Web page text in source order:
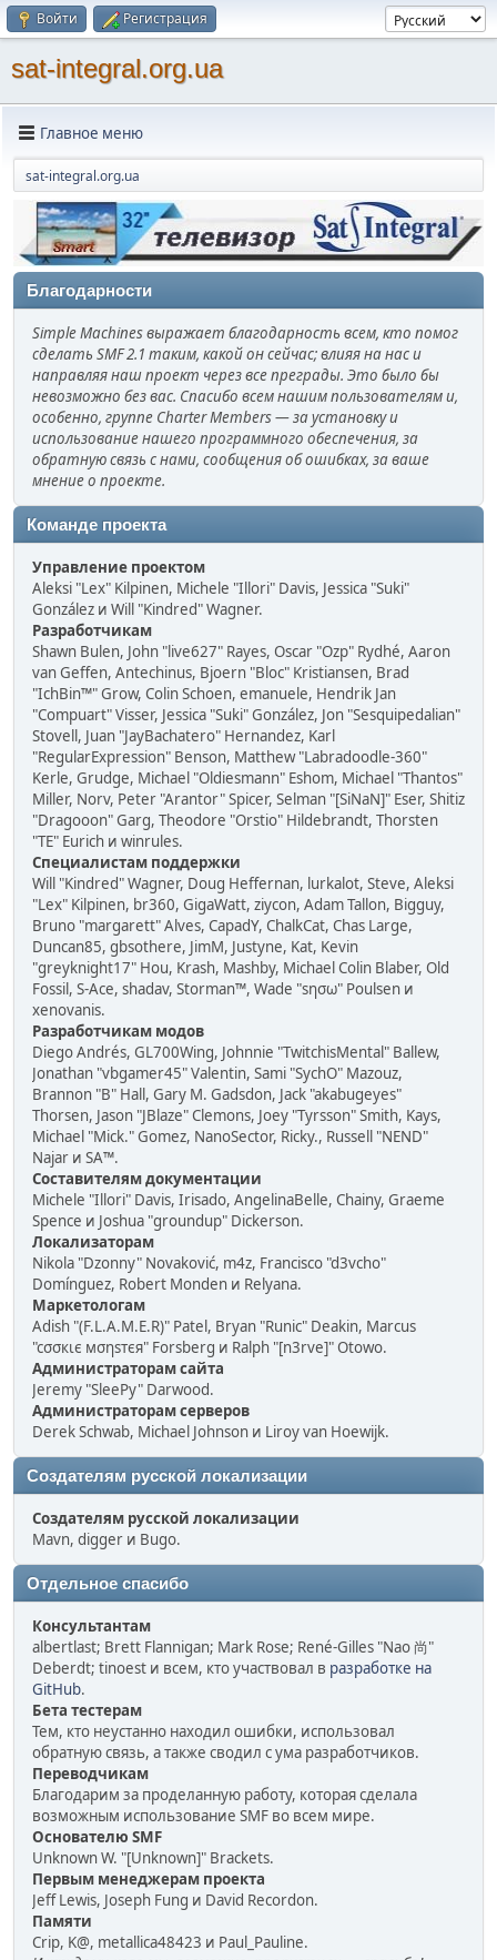
Войти Регистрация
sat-integral.org.ua
Главное меню
sat-integral.org.ua
Благодарности
Simple Machines выражает благодарность всем, кто помог
сделать SMF 2.1 таким, какой он сейчас; влияя на нас и
направляя наш проект через все преграды. Это было бы
невозможно без вас. Спасибо всем нашим пользователям и,
особенно, группе Charter Members — за установку и
использование нашего программного обеспечения, за
обратную связь с нами, сообщения об ошибках, за ваше
мнение о проекте.
Команде проекта
Управление проектом
Aleksi "Lex" Kilpinen, Michele "Illori" Davis, Jessica "Suki"
González и Will "Kindred" Wagner.
Разработчикам
Shawn Bulen, John "live627" Rayes, Oscar "Ozp" Rydhé, Aaron
van Geffen, Antechinus, Bjoern "Bloc" Kristiansen, Brad
"IchBin™" Grow, Colin Schoen, emanuele, Hendrik Jan
"Compuart" Visser, Jessica "Suki" González, Jon "Sesquipedalian"
Stovell, Juan "JayBachatero" Hernandez, Karl
"RegularExpression" Benson, Matthew "Labradoodle-360"
Kerle, Grudge, Michael "Oldiesmann" Eshom, Michael "Thantos"
Miller, Norv, Peter "Arantor" Spicer, Selman "[SiNaN]" Eser, Shitiz
"Dragooon" Garg, Theodore "Orstio" Hildebrandt, Thorsten
"TE" Eurich и winrules.
Специалистам поддержки
Will "Kindred" Wagner, Doug Heffernan, lurkalot, Steve, Aleksi
"Lex" Kilpinen, br360, GigaWatt, ziycon, Adam Tallon, Bigguy,
Bruno "margarett" Alves, CapadY, ChalkCat, Chas Large,
Duncan85, gbsothere, JimM, Justyne, Kat, Kevin
"greyknight17" Hou, Krash, Mashby, Michael Colin Blaber, Old
Fossil, S-Ace, shadav, Storman™, Wade "sησω" Poulsen и
xenovanis.
Разработчикам модов
Diego Andrés, GL700Wing, Johnnie "TwitchisMental" Ballew,
Jonathan "vbgamer45" Valentin, Sami "SychO" Mazouz,
Brannon "B" Hall, Gary M. Gadsdon, Jack "akabugeyes"
Thorsen, Jason "JBlaze" Clemons, Joey "Tyrsson" Smith, Kays,
Michael "Mick." Gomez, NanoSector, Ricky., Russell "NEND"
Najar и SA™.
Составителям документации
Michele "Illori" Davis, Irisado, AngelinaBelle, Chainy, Graeme
Spence и Joshua "groundup" Dickerson.
Локализаторам
Nikola "Dzonny" Novaković, m4z, Francisco "d3vcho"
Domínguez, Robert Monden и Relyana.
Маркетологам
Adish "(F.L.A.M.E.R)" Patel, Bryan "Runic" Deakin, Marcus
"cσσкιє мσηѕтєя" Forsberg и Ralph "[n3rve]" Otowo.
Администраторам сайта
Jeremy "SleePy" Darwood.
Администраторам серверов
Derek Schwab, Michael Johnson и Liroy van Hoewijk.
Создателям русской локализации
Создателям русской локализации
Mavn, digger и Bugo.
Отдельное спасибо
Консультантам
albertlast; Brett Flannigan; Mark Rose; René-Gilles "Nao 尚"
Deberdt; tinoest и всем, кто участвовал в разработке на
GitHub.
Бета тестерам
Тем, кто неустанно находил ошибки, использовал
обратную связь, а также сводил с ума разработчиков.
Переводчикам
Благодарим за проделанную работу, которая сделала
возможным использование SMF во всем мире.
Основателю SMF
Unknown W. "[Unknown]" Brackets.
Первым менеджерам проекта
Jeff Lewis, Joseph Fung и David Recordon.
Памяти
Crip, K@, metallica48423 и Paul_Pauline.